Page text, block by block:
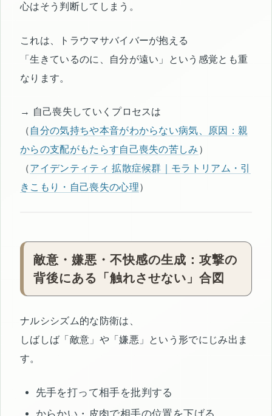
心はそう判断してしまう。
これは、トラウマサバイバーが抱える
「生きているのに、自分が遠い」という感覚とも重
なります。
→ 自己喪失していくプロセスは
（ 自分の気持ちや本音がわからない病気、原因：親
からの支配がもたらす自己喪失の苦しみ ）
（アイデンティティ 拡散症候群｜モラトリアム・引
きこもり・自己喪失の心理）
敵意・嫌悪・不快感の生成：攻撃の
背後にある「触れさせない」合図
ナルシシズム的な防衛は、
しばしば「敵意」や「嫌悪」という形でにじみ出ま
す。
先手を打って相手を批判する
からかい・皮肉で相手の位置を下げる